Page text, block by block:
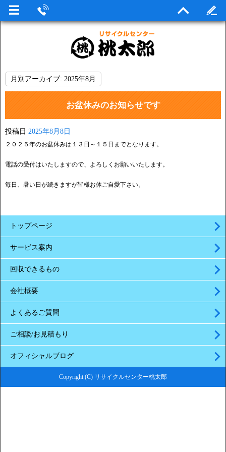
月別アーカイブ: 2025年8月
お盆休みのお知らせです
投稿日 2025年8月8日
２０２５年のお盆休みは１３日～１５日までとなります。
電話の受付はいたしますので、よろしくお願いいたします。
毎日、暑い日が続きますが皆様お体ご自愛下さい。
トップページ
サービス案内
回収できるもの
会社概要
よくあるご質問
ご相談/お見積もり
オフィシャルブログ
Copyright (C) リサイクルセンター桃太郎